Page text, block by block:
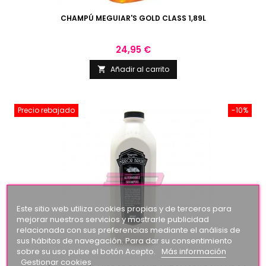
CHAMPÚ MEGUIAR'S GOLD CLASS 1,89L
Precio
24,95 €
 Añadir al carrito
-10%
Precio rebajado
Este sitio web utiliza cookies propias y de terceros para
mejorar nuestros servicios y mostrarle publicidad
relacionada con sus preferencias mediante el análisis de
sus hábitos de navegación. Para dar su consentimiento
sobre su uso pulse el botón Acepto.
Más información
Gestionar cookies